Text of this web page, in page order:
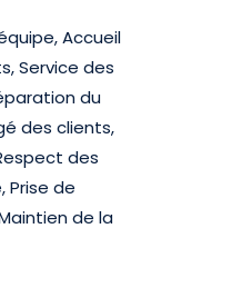
Accueil
Service des
du
des clients,
des
Prise de
de la